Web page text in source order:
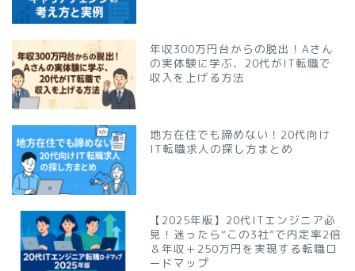
年収300万円台からの脱出！Aさん
の実体験に学ぶ、20代がIT転職で
収入を上げる方法
地方在住でも諦めない！20代向け
IT転職求人の探し方まとめ
【2025年版】20代ITエンジニア必
見！迷ったら“この3社”で内定率2倍
＆年収＋250万円を実現する転職ロ
ードマップ